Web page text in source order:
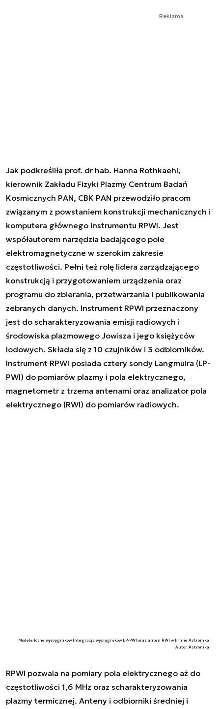
Reklama
Jak podkreśliła prof. dr hab. Hanna Rothkaehl,
kierownik Zakładu Fizyki Plazmy Centrum Badań
Kosmicznych PAN, CBK PAN przewodziło pracom
związanym z powstaniem konstrukcji mechanicznych i
komputera głównego instrumentu RPWI. Jest
współautorem narzędzia badającego pole
elektromagnetyczne w szerokim zakresie
częstotliwości. Pełni też rolę lidera zarządzającego
konstrukcją i przygotowaniem urządzenia oraz
programu do zbierania, przetwarzania i publikowania
zebranych danych. Instrument RPWI przeznaczony
jest do scharakteryzowania emisji radiowych i
środowiska plazmowego Jowisza i jego księżyców
lodowych. Składa się z 10 czujników i 3 odbiorników.
Instrument RPWI posiada cztery sondy Langmuira (LP-
PWI) do pomiarów plazmy i pola elektrycznego,
magnetometr z trzema antenami oraz analizator pola
elektrycznego (RWI) do pomiarów radiowych.
Modele lotne wysięgników Integracja wysięgników LP-PWI oraz anten RWI w firmie Astronika
Autor. Astronika
RPWI pozwala na pomiary pola elektrycznego aż do
częstotliwości 1,6 MHz oraz scharakteryzowania
plazmy termicznej. Anteny i odbiorniki średniej i